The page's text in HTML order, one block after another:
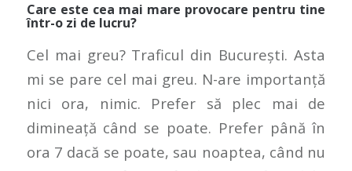
Care este cea mai mare provocare pentru tine
într-o zi de lucru?
Cel mai greu? Traficul din București. Asta
mi se pare cel mai greu. N-are importanță
nici ora, nimic. Prefer să plec mai de
dimineață când se poate. Prefer până în
ora 7 dacă se poate, sau noaptea, când nu